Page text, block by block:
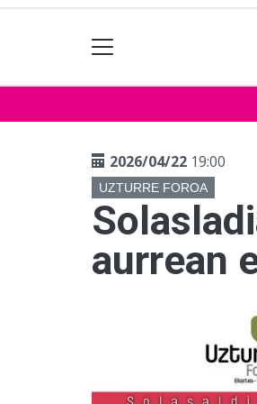
2026/04/22 19:00
UZTURRE FOROA
aurrean